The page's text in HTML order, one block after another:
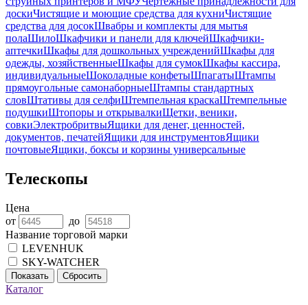
доскиЧистящие и моющие средства для кухниЧистящие
средства для досокШвабры и комплекты для мытья
полаШилоШкафчики и панели для ключейШкафчики-
аптечкиШкафы для дошкольных учрежденийШкафы для
одежды, хозяйственныеШкафы для сумокШкафы кассира,
индивидуальныеШоколадные конфетыШпагатыШтампы
прямоугольные самонаборныеШтампы стандартных
словШтативы для селфиШтемпельная краскаШтемпельные
подушкиШтопоры и открывалкиЩетки, веники,
совкиЭлектробритвыЯщики для денег, ценностей,
документов, печатейЯщики для инструментовЯщики
почтовыеЯщики, боксы и корзины универсальные
Телескопы
Цена
от
до
Название торговой марки
LEVENHUK
SKY-WATCHER
Показать Сбросить
Каталог